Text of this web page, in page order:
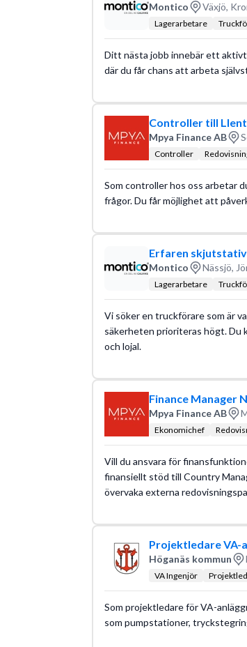
Montico Växjö,
Lagerarbetare
Ditt nästa jobb innebär ett
där du får chans att arbeta
Controller till
Mpya Finance AB
Controller
Som controller hos oss arbetar
frågor. Du får möjlighet att
Erfaren
Montico Nässjö,
Lagerarbetare
Vi söker en truckförare som är
säkerheten prioriteras högt. Du
och lojal.
Finance Manager
Mpya Finance AB
Ekonomichef
Vill du ansvara för
finansiellt stöd till Country
övervaka externa
Projektledare VA-
Höganäs kommun
VA Ingenjör
Som projektledare för VA-
som pumpstationer,